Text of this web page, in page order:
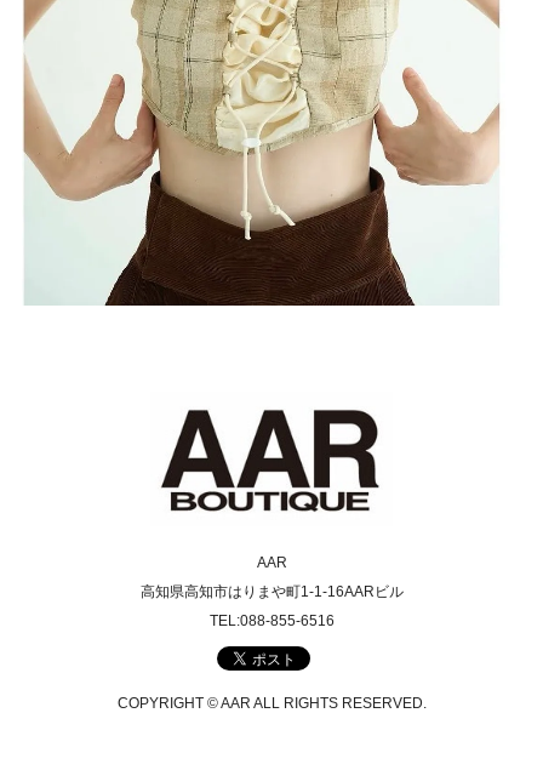
AAR
高知県高知市はりまや町1-1-16AARビル
TEL:088-855-6516
COPYRIGHT © AAR ALL RIGHTS RESERVED.